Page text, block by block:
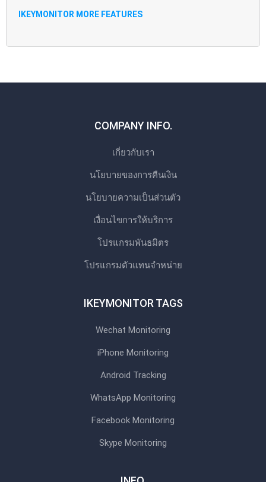
IKEYMONITOR MORE FEATURES
COMPANY INFO.
เกี่ยวกับเรา
นโยบายของการคืนเงิน
นโยบายความเป็นส่วนตัว
เงื่อนไขการให้บริการ
โปรแกรมพันธมิตร
โปรแกรมตัวแทนจําหน่าย
IKEYMONITOR TAGS
Wechat Monitoring
iPhone Monitoring
Android Tracking
WhatsApp Monitoring
Facebook Monitoring
Skype Monitoring